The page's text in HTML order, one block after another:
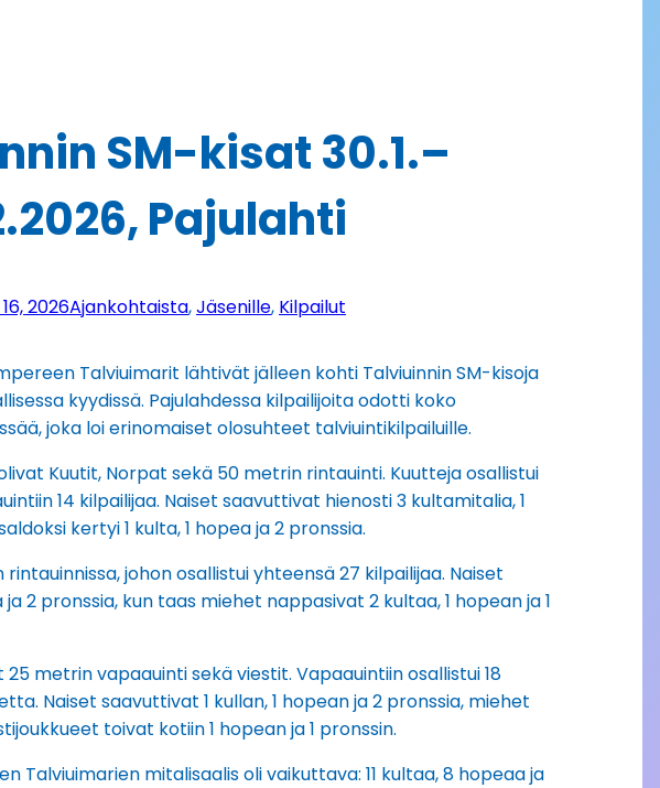
SM-kisat 30.1.–
Pajulahti
2026Ajankohtaista, Jäsenille, Kilpailut
Talviuimarit lähtivät jälleen kohti Talviuinnin SM-kisoja
kyydissä. Pajulahdessa kilpailijoita odotti koko
joka loi erinomaiset olosuhteet talviuintikilpailuille.
Kuutit, Norpat sekä 50 metrin rintauinti. Kuutteja osallistui
14 kilpailijaa. Naiset saavuttivat hienosti 3 kultamitalia, 1
kertyi 1 kulta, 1 hopea ja 2 pronssia.
johon osallistui yhteensä 27 kilpailijaa. Naiset
2 pronssia, kun taas miehet nappasivat 2 kultaa, 1 hopean ja 1
metrin vapaauinti sekä viestit. Vapaauintiin osallistui 18
Naiset saavuttivat 1 kullan, 1 hopean ja 2 pronssia, miehet
toivat kotiin 1 hopean ja 1 pronssin.
Talviuimarien mitalisaalis oli vaikuttava: 11 kultaa, 8 hopeaa ja